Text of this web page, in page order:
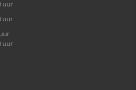
uur
uur
uur